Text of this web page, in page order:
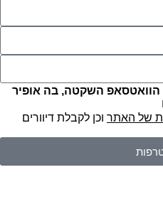
השקטה, בה אופיר
של האתר וכן לקבלת דיוורים